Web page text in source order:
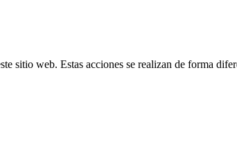
sitio web. Estas acciones se realizan de forma